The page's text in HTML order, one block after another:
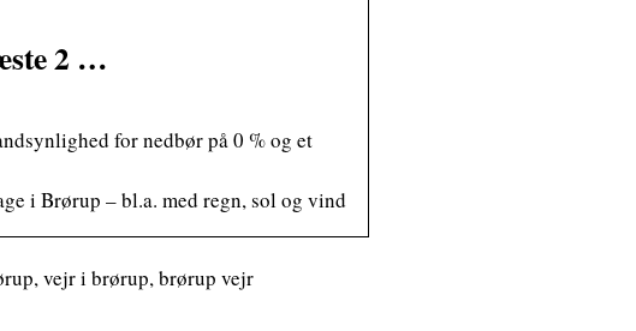
2 …
for nedbør på 0 % og et
i Brørup – bl.a. med regn, sol og vind
vejr i brørup, brørup vejr